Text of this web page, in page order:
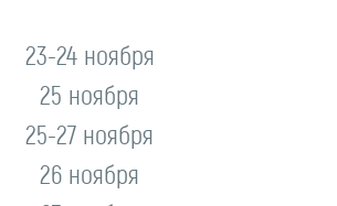
23-24 ноября
25 ноября
25-27 ноября
26 ноября